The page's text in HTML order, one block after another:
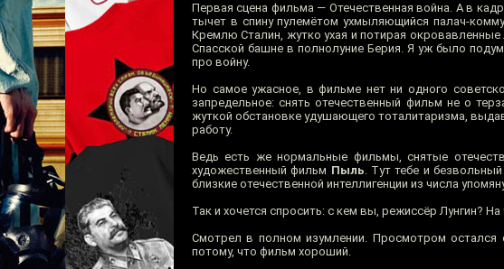
Первая сцена фильма — Отечественная война. А в
тычет в спину пулемётом ухмыляющийся палач-
Кремлю Сталин, жутко ухая и потирая
Спасской башне в полнолуние Берия. Я уж было
про войну.
Но самое ужасное, в фильме нет ни одного
запредельное: снять отечественный фильм не о
жуткой обстановке удушающего тоталитаризма,
работу.
Ведь есть же нормальные фильмы, снятые
художественный фильм Пыль. Тут тебе и
близкие отечественной интеллигенции из числа
Так и хочется спросить: с кем вы, режиссёр Лунгин?
Смотрел в полном изумлении. Просмотром
потому, что фильм хороший.